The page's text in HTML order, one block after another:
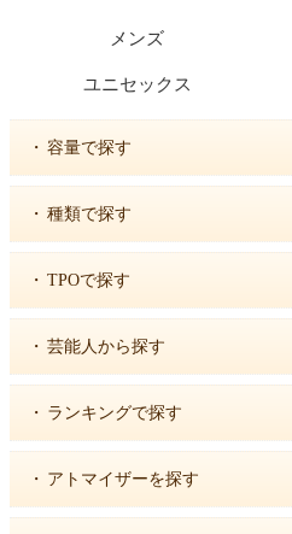
メンズ
ユニセックス
・ 容量で探す
・ 種類で探す
・ TPOで探す
・ 芸能人から探す
・ ランキングで探す
・ アトマイザーを探す